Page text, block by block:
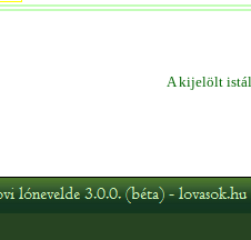
A kijelölt